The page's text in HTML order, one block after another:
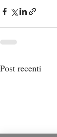
Post recenti